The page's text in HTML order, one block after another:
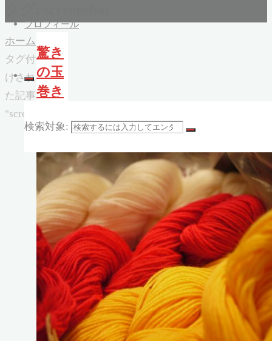
プロフィール
検索対象:
ホーム
タグ付
けされ
た記事
"screenshot"
驚き
の玉
巻き
かた